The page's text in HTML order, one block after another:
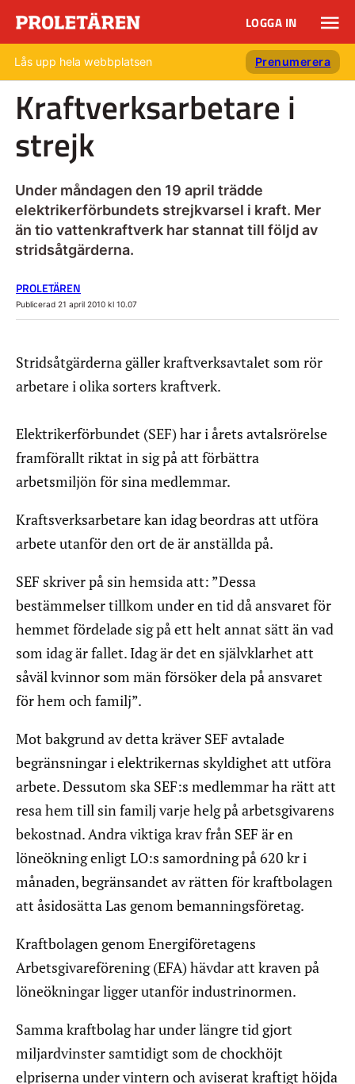
LOGGA IN
Lås upp hela webbplatsen Prenumerera
Kraftverksarbetare i
strejk
Under måndagen den 19 april trädde
elektrikerförbundets strejkvarsel i kraft. Mer
än tio vattenkraftverk har stannat till följd av
stridsåtgärderna.
PROLETÄREN
Publicerad 21 april 2010 kl 10.07
Stridsåtgärderna gäller kraftverksavtalet som rör
arbetare i olika sorters kraftverk.
Elektrikerförbundet (SEF) har i årets avtalsrörelse
framförallt riktat in sig på att förbättra
arbetsmiljön för sina medlemmar.
Kraftsverksarbetare kan idag beordras att utföra
arbete utanför den ort de är anställda på.
SEF skriver på sin hemsida att: ”Dessa
bestämmelser tillkom under en tid då ansvaret för
hemmet fördelade sig på ett helt annat sätt än vad
som idag är fallet. Idag är det en självklarhet att
såväl kvinnor som män försöker dela på ansvaret
för hem och familj”.
Mot bakgrund av detta kräver SEF avtalade
begränsningar i elektrikernas skyldighet att utföra
arbete. Dessutom ska SEF:s medlemmar ha rätt att
resa hem till sin familj varje helg på arbetsgivarens
bekostnad. Andra viktiga krav från SEF är en
löneökning enligt LO:s samordning på 620 kr i
månaden, begränsandet av rätten för kraftbolagen
att åsidosätta Las genom bemanningsföretag.
Kraftbolagen genom Energiföretagens
Arbetsgivareförening (EFA) hävdar att kraven på
löneökningar ligger utanför industrinormen.
Samma kraftbolag har under längre tid gjort
miljardvinster samtidigt som de chockhöjt
elpriserna under vintern och aviserat kraftigt höjda